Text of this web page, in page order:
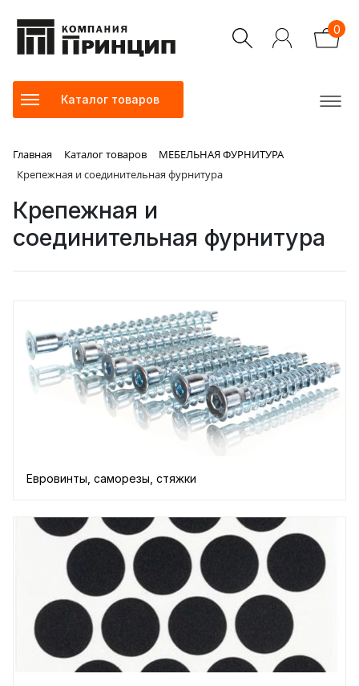
0
Каталог товаров
Главная Каталог товаров
МЕБЕЛЬНАЯ ФУРНИТУРА
Крепежная и соединительная фурнитура
Крепежная и
соединительная фурнитура
Евровинты, саморезы, стяжки